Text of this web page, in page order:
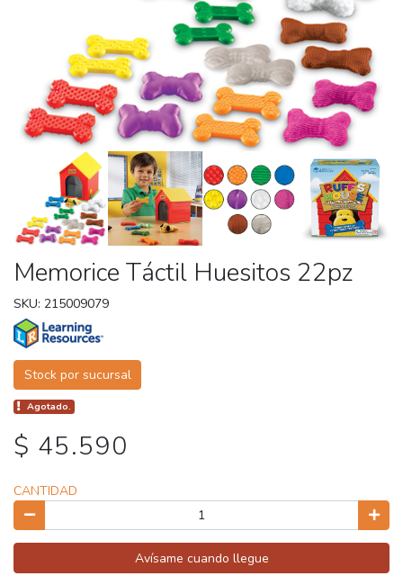
Memorice Táctil Huesitos 22pz
SKU: 215009079
Stock por sucursal
Agotado.
$ 45.590
CANTIDAD
Avísame cuando llegue